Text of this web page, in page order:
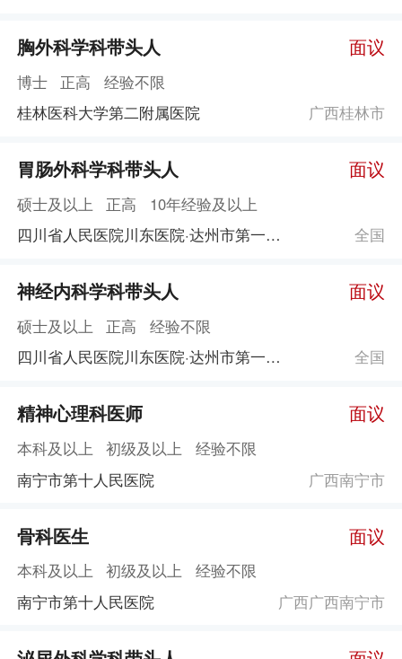
胸外科学科带头人 面议
博士 正高
经验不限
桂林医科大学第二附属医院
广西桂林市
胃肠外科学科带头人 面议
硕士及以上 正高
10年经验及以上
四川省人民医院川东医院·达州市第一人民医院
全国
神经内科学科带头人 面议
硕士及以上 正高
经验不限
四川省人民医院川东医院·达州市第一人民医院
全国
精神心理科医师 面议
本科及以上 初级及以上
经验不限
南宁市第十人民医院
广西南宁市
骨科医生 面议
本科及以上 初级及以上
经验不限
南宁市第十人民医院
广西广西南宁市